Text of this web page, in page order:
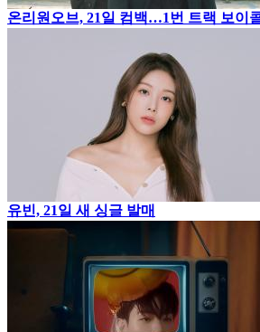
온리원오브, 21일 컴백…1번 트랙 보이
유빈, 21일 새 싱글 발매